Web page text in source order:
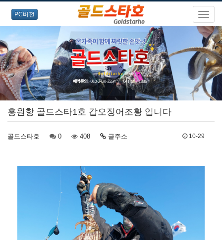
PC버전
오랜경험과 노련한 포인트
공략으로
즐거운 출조를 약속드립니다!
홍원항 골드스타1호 갑오징어조황 입니다
골드스타호 0 408 글주소 10-29